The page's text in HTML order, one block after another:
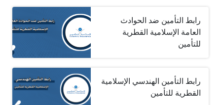
رابط التأمين ضد الحوادث
العامة الإسلامية القطرية
للتأمين
رابط التأمين الهندسي الإسلامية
القطرية للتأمين